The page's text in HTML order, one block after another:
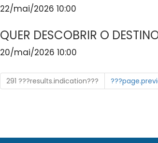
22/mai/2026 10:00
QUER DESCOBRIR O
20/mai/2026 10:00
291 ???results.indication???